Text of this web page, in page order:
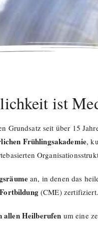
ist
Grundsatz seit über 15
Frühlingsakademie,
an, in denen das
(CME) zertifiziert.
allen Heilberufen um eine